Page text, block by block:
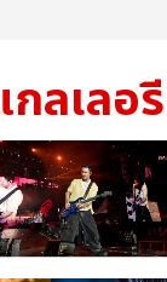
กลเลอรี